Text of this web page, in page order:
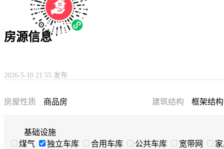
房源信息
2026-5-10 21:55 发布
房屋性质 商品房 建筑结构 框架结构
基础设施
煤气
独立车库 合用车库 公共车库 宽带网